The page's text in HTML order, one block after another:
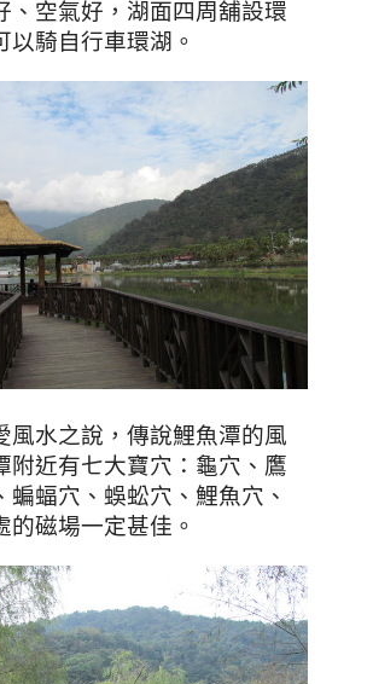
、空氣好，湖面四周舖設環
以騎自行車環湖 。
風水之說 ， 傳說鯉魚潭的風
附近有七大寶穴 ： 龜穴、鷹
蝙蝠穴、蜈蚣穴、鯉魚穴、
的磁場一定甚佳 。